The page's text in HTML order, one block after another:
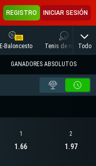
REGISTRO INICIAR SESIÓN
E-Baloncesto Tenis de mesaTodo
GANADORES ABSOLUTOS
1
1.66
2
1.97